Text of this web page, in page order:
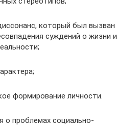
который был вызван
суждений о жизни и
формирование личности.
о проблемах социально-